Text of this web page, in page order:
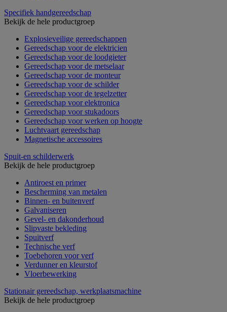
Specifiek handgereedschap
Bekijk de hele productgroep
Explosieveilige gereedschappen
Gereedschap voor de elektricien
Gereedschap voor de loodgieter
Gereedschap voor de metselaar
Gereedschap voor de monteur
Gereedschap voor de schilder
Gereedschap voor de tegelzetter
Gereedschap voor elektronica
Gereedschap voor stukadoors
Gereedschap voor werken op hoogte
Luchtvaart gereedschap
Magnetische accessoires
Spuit-en schilderwerk
Bekijk de hele productgroep
Antiroest en primer
Bescherming van metalen
Binnen- en buitenverf
Galvaniseren
Gevel- en dakonderhoud
Slipvaste bekleding
Spuitverf
Technische verf
Toebehoren voor verf
Verdunner en kleurstof
Vloerbewerking
Stationair gereedschap, werkplaatsmachine
Bekijk de hele productgroep